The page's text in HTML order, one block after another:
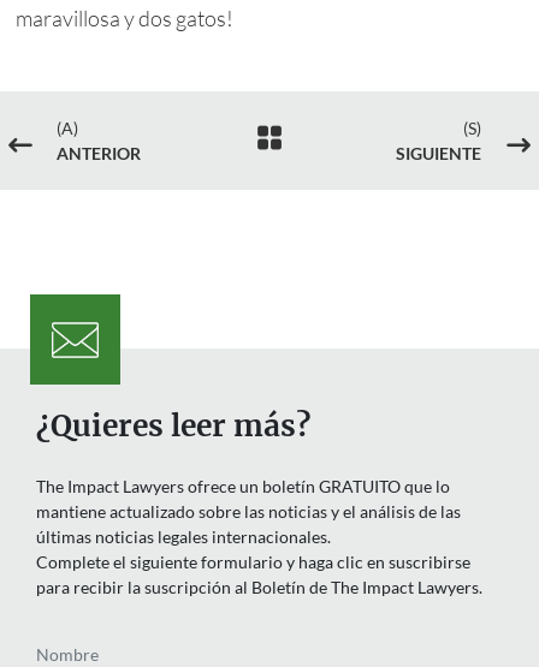
maravillosa y dos gatos!
#
(A)
ANTERIOR

(S)
SIGUIENTE
$
¿Quieres leer más?
The Impact Lawyers ofrece un boletín GRATUITO que lo
mantiene actualizado sobre las noticias y el análisis de las
últimas noticias legales internacionales.
Complete el siguiente formulario y haga clic en suscribirse
para recibir la suscripción al Boletín de The Impact Lawyers.